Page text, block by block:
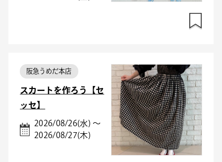
阪急うめだ本店
スカートを作ろう【セ
ッセ】
2026/08/26(水) ～
2026/08/27(木)